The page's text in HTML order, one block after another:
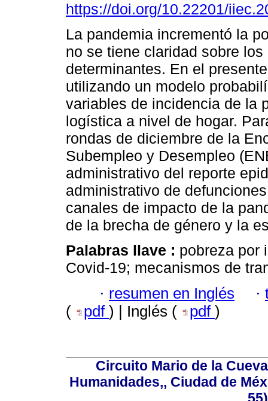
https://doi.org/10.22201/
La pandemia incrementó la
no se tiene claridad sobre
determinantes. En el
utilizando un modelo
variables de incidencia de la
logística a nivel de hogar.
rondas de diciembre de la
Subempleo y Desempleo
administrativo del reporte
administrativo de
canales de impacto de la
de la brecha de género y la
Palabras llave : pobreza por
Covid-19; mecanismos de
· resumen en Inglés ·
(
pdf ) | Inglés ( pdf )
Circuito Mario de la
Humanidades,, Ciudad de